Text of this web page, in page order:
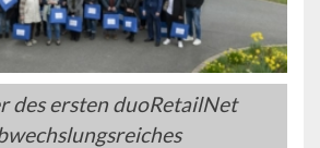
des ersten duoRetailNet